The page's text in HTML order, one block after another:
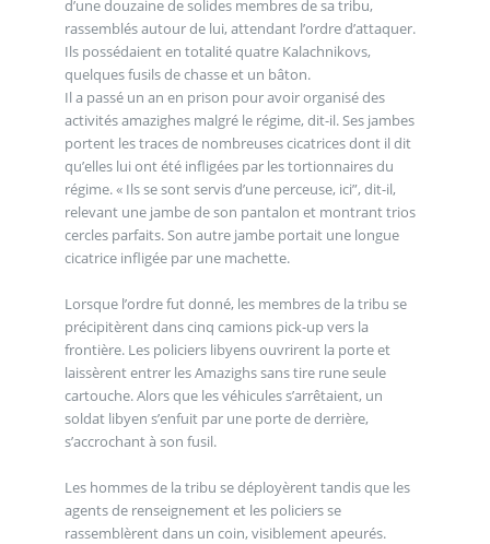
d’une douzaine de solides membres de sa tribu,
rassemblés autour de lui, attendant l’ordre d’attaquer.
Ils possédaient en totalité quatre Kalachnikovs,
quelques fusils de chasse et un bâton.
Il a passé un an en prison pour avoir organisé des
activités amazighes malgré le régime, dit-il. Ses jambes
portent les traces de nombreuses cicatrices dont il dit
qu’elles lui ont été infligées par les tortionnaires du
régime. « Ils se sont servis d’une perceuse, ici”, dit-il,
relevant une jambe de son pantalon et montrant trios
cercles parfaits. Son autre jambe portait une longue
cicatrice infligée par une machette.
Lorsque l’ordre fut donné, les membres de la tribu se
précipitèrent dans cinq camions pick-up vers la
frontière. Les policiers libyens ouvrirent la porte et
laissèrent entrer les Amazighs sans tire rune seule
cartouche. Alors que les véhicules s’arrêtaient, un
soldat libyen s’enfuit par une porte de derrière,
s’accrochant à son fusil.
Les hommes de la tribu se déployèrent tandis que les
agents de renseignement et les policiers se
rassemblèrent dans un coin, visiblement apeurés.